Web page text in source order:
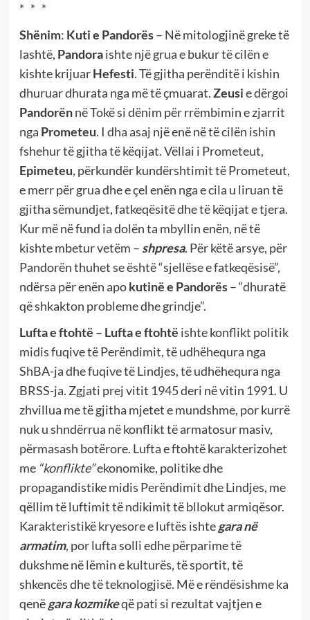
* * *
Shënim: Kuti e Pandorës– Në mitologjinë greke të
lashtë, Pandoraishte një grua e bukur të cilën e
kishte krijuarHefesti. Të gjitha perënditë i kishin
dhuruar dhurata nga më të çmuarat.Zeusie dërgoi
Pandorënnë Tokë si dënim për rrëmbimin e zjarrit
nga Prometeu. I dha asaj një enë në të cilën ishin
fshehur të gjitha të këqijat. Vëllai i Prometeut,
Epimeteu, përkundër kundërshtimit të Prometeut,
e merr për grua dhe e çel enën nga e cila u liruan të
gjitha sëmundjet, fatkeqësitë dhe të këqijat e tjera.
Kur më në fund ia dolën ta mbyllin enën, në të
kishte mbetur vetëm – shpresa. Për këtë arsye, për
Pandorën thuhet se është “sjellëse e fatkeqësisë”,
ndërsa për enën apokutinë e Pandorës– “dhuratë
që shkakton probleme dhe grindje”.
Lufta e ftohtë – Lufta e ftohtë ishte konflikt politik
midis fuqive të Perëndimit, të udhëhequra nga
ShBA-ja dhe fuqive të Lindjes, të udhëhequra nga
BRSS-ja. Zgjati prej vitit 1945 deri në vitin 1991. U
zhvillua me të gjitha mjetet e mundshme, por kurrë
nuk u shndërrua në konflikt të armatosur masiv,
përmasash botërore. Lufta e ftohtë karakterizohet
me “konflikte”ekonomike, politike dhe
propagandistike midis Perëndimit dhe Lindjes, me
qëllim të luftimit të ndikimit të bllokut armiqësor.
Karakteristikë kryesore e luftës ishtegara në
armatim, por lufta solli edhe përparime të
dukshme në lëmin e kulturës, të sportit, të
shkencës dhe të teknologjisë. Më e rëndësishme ka
qenëgara kozmikeqë pati si rezultat vajtjen e